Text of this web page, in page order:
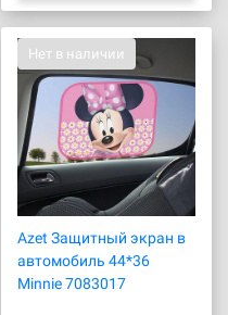
Нет в наличии
Azet Защитный экран в
автомобиль 44*36
Minnie 7083017